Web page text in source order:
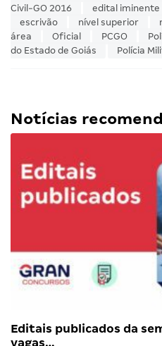
Civil-GO 2016
edital iminente
escrivão
nível superior
área
Oficial PCGO
do Estado de Goiás
Polícia
Notícias
Editais publicados da
vagas…